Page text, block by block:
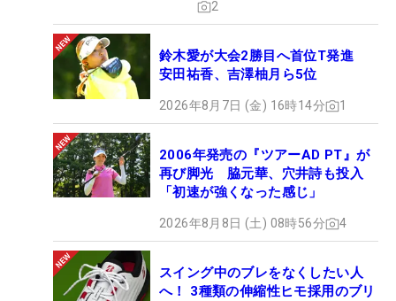
2
鈴木愛が大会2勝目へ首位T発進
安田祐香、吉澤柚月ら5位
2026年8月7日 (金) 16時14分 1
2006年発売の『ツアーAD PT』が
再び脚光 脇元華、穴井詩も投入
「初速が強くなった感じ」
2026年8月8日 (土) 08時56分 4
スイング中のブレをなくしたい人
へ！ 3種類の伸縮性ヒモ採用のブリ